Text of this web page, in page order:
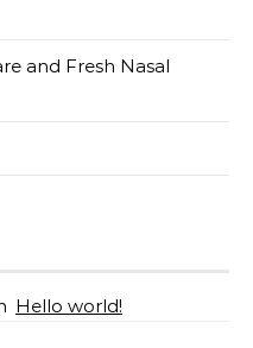
and Fresh Nasal
Hello world!